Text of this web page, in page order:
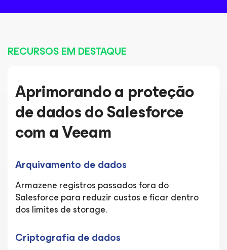
RECURSOS EM DESTAQUE
Aprimorando a proteção
de dados do Salesforce
com a Veeam
Arquivamento de dados
Armazene registros passados fora do
Salesforce para reduzir custos e ficar dentro
dos limites de storage.
Criptografia de dados